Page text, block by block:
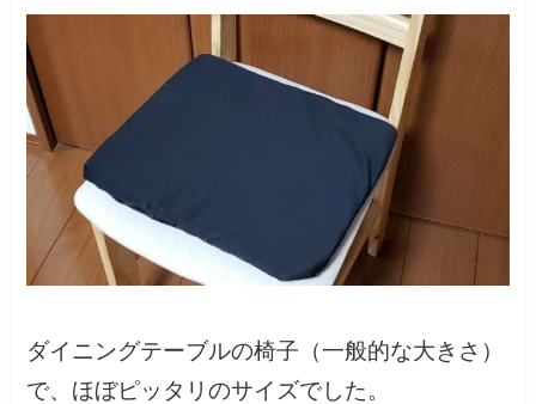
ダイニングテーブルの椅子（一般的な大きさ）
で、ほぼピッタリのサイズでした。